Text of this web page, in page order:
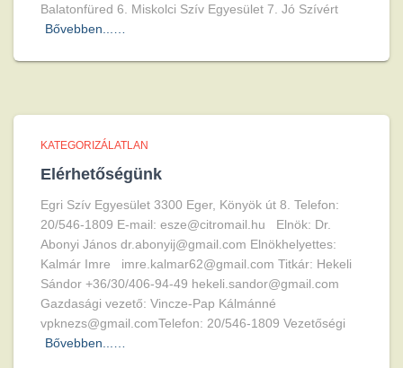
Balatonfüred 6. Miskolci Szív Egyesület 7. Jó Szívért
Bővebben...…
KATEGORIZÁLATLAN
Elérhetőségünk
Egri Szív Egyesület 3300 Eger, Könyök út 8. Telefon:
20/546-1809 E-mail: esze@citromail.hu Elnök: Dr.
Abonyi János dr.abonyij@gmail.com Elnökhelyettes:
Kalmár Imre imre.kalmar62@gmail.com Titkár: Hekeli
Sándor +36/30/406-94-49 hekeli.sandor@gmail.com
Gazdasági vezető: Vincze-Pap Kálmánné
vpknezs@gmail.comTelefon: 20/546-1809 Vezetőségi
Bővebben...…